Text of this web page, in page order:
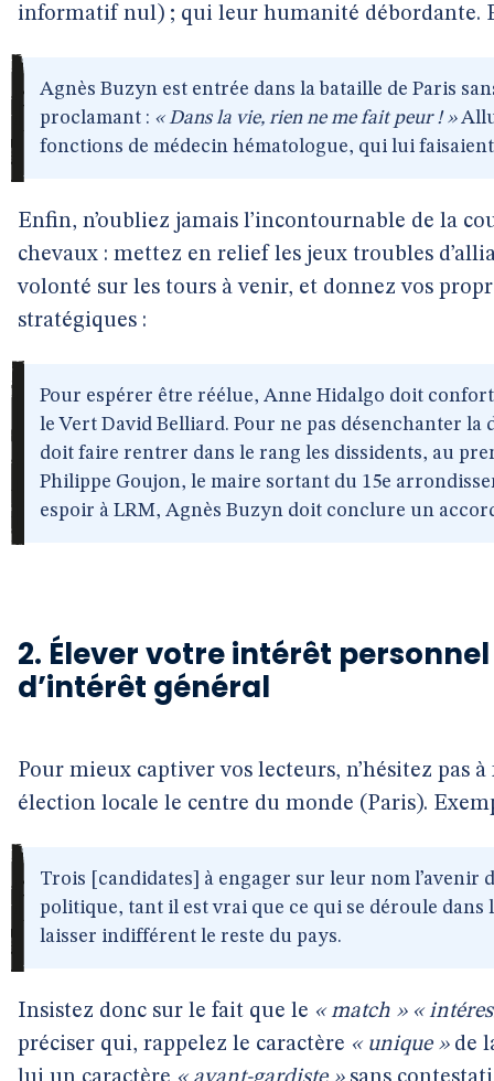
informatif nul) ; qui leur humanité débordante.
Agnès Buzyn est entrée dans la bataille de Paris
proclamant : « Dans la vie, rien ne me fait peur ! »
fonctions de médecin hématologue, qui lui
Enfin, n’oubliez jamais l’incontournable de la
chevaux : mettez en relief les jeux troubles
volonté sur les tours à venir, et donnez vos
stratégiques :
Pour espérer être réélue, Anne Hidalgo doit
le Vert David Belliard. Pour ne pas désenchanter la
doit faire rentrer dans le rang les dissidents, au
Philippe Goujon, le maire sortant du 15e
espoir à LRM, Agnès Buzyn doit conclure un
2. Élever votre intérêt
d’intérêt général
Pour mieux captiver vos lecteurs, n’hésitez pas
élection locale le centre du monde (Paris).
Trois [candidates] à engager sur leur nom l’avenir
politique, tant il est vrai que ce qui se déroule dans
laisser indifférent le reste du pays.
Insistez donc sur le fait que le « match » «
préciser qui, rappelez le caractère « unique »de